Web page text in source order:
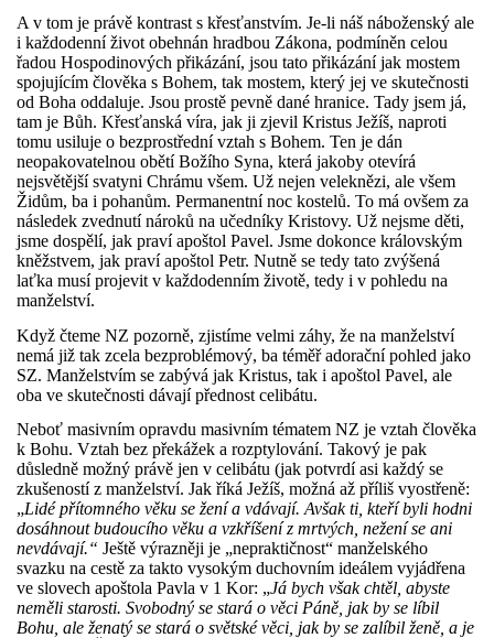
A v tom je právě kontrast s křesťanstvím. Je-li náš náboženský ale
i každodenní život obehnán hradbou Zákona, podmíněn celou
řadou Hospodinových přikázání, jsou tato přikázání jak mostem
spojujícím člověka s Bohem, tak mostem, který jej ve skutečnosti
od Boha oddaluje. Jsou prostě pevně dané hranice. Tady jsem já,
tam je Bůh. Křesťanská víra, jak ji zjevil Kristus Ježíš, naproti
tomu usiluje o bezprostřední vztah s Bohem. Ten je dán
neopakovatelnou obětí Božího Syna, která jakoby otevírá
nejsvětější svatyni Chrámu všem. Už nejen veleknězi, ale všem
Židům, ba i pohanům. Permanentní noc kostelů. To má ovšem za
následek zvednutí nároků na učedníky Kristovy. Už nejsme děti,
jsme dospělí, jak praví apoštol Pavel. Jsme dokonce královským
kněžstvem, jak praví apoštol Petr. Nutně se tedy tato zvýšená
laťka musí projevit v každodenním životě, tedy i v pohledu na
manželství.
Když čteme NZ pozorně, zjistíme velmi záhy, že na manželství
nemá již tak zcela bezproblémový, ba téměř adorační pohled jako
SZ. Manželstvím se zabývá jak Kristus, tak i apoštol Pavel, ale
oba ve skutečnosti dávají přednost celibátu.
Neboť masivním opravdu masivním tématem NZ je vztah člověka
k Bohu. Vztah bez překážek a rozptylování. Takový je pak
důsledně možný právě jen v celibátu (jak potvrdí asi každý se
zkušeností z manželství. Jak říká Ježíš, možná až příliš vyostřeně:
„Lidé přítomného věku se žení a vdávají. Avšak ti, kteří byli hodni
dosáhnout budoucího věku a vzkříšení z mrtvých, nežení se ani
nevdávají.“ Ještě výrazněji je „nepraktičnost“ manželského
svazku na cestě za takto vysokým duchovním ideálem vyjádřena
ve slovech apoštola Pavla v 1 Kor: „Já bych však chtěl, abyste
neměli starosti. Svobodný se stará o věci Páně, jak by se líbil
Bohu, ale ženatý se stará o světské věci, jak by se zalíbil ženě, a je